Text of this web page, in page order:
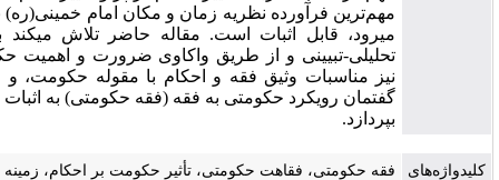
مهم‌ترین فرآورده نظریه زمان و مکان امام خمینی(ره) به شمار
می‏رود، قابل اثبات است. مقاله حاضر تلاش می‏کند با روش
تحلیلی-تبیینی و از طریق واکاوی ضرورت و اهمیت حکومت و
نیز مناسبات وثیق فقه و احکام با مقوله حکومت، و از کانال
گفتمان رویکرد حکومتی به فقه (فقه حکومتی) به اثبات این مهم
فقه حکومتی، فقاهت حکومتی، تأثیر حکومت بر احکام، زمینه احکام،